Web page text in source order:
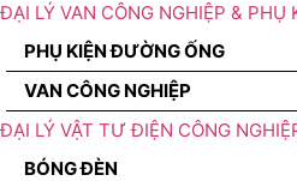
ĐẠI LÝ VAN CÔNG NGHIỆP & PHỤ
PHỤ KIỆN ĐƯỜNG ỐNG
VAN CÔNG NGHIỆP
ĐẠI LÝ VẬT TƯ ĐIỆN CÔNG
BÓNG ĐÈN